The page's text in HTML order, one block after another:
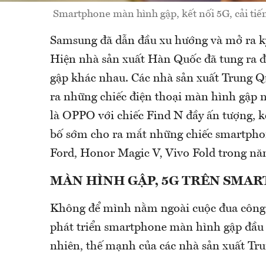
Smartphone màn hình gập, kết nối 5G, cải
Samsung đã dẫn đầu xu hướng và mở ra
Hiện nhà sản xuất Hàn Quốc đã tung ra
gập khác nhau. Các nhà sản xuất Trung
ra những chiếc điện thoại màn hình gập
là OPPO với chiếc Find N đầy ấn tượng,
bố sớm cho ra mắt những chiếc
Ford, Honor Magic V, Vivo Fold trong
MÀN HÌNH GẬP, 5G TRÊN
Không để mình nằm ngoài cuộc đua
phát triển smartphone màn hình gập
nhiên, thế mạnh của các nhà sản xuất